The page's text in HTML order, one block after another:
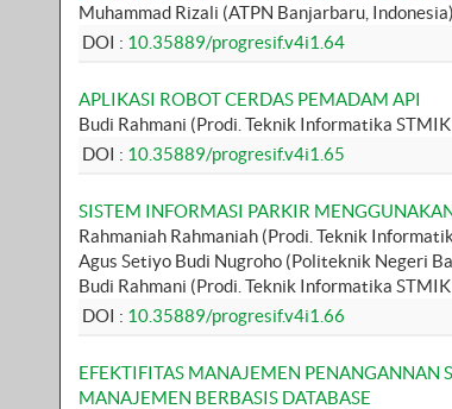
Muhammad Rizali (ATPN Banjarbaru, Indonesia)
DOI : 10.35889/progresif.v4i1.64
APLIKASI ROBOT CERDAS PEMADAM API
Budi Rahmani (Prodi. Teknik Informatika
DOI : 10.35889/progresif.v4i1.65
SISTEM INFORMASI PARKIR
Rahmaniah Rahmaniah (Prodi. Teknik
Agus Setiyo Budi Nugroho (Politeknik Negeri
Budi Rahmani (Prodi. Teknik Informatika
DOI : 10.35889/progresif.v4i1.66
EFEKTIFITAS MANAJEMEN PENANGANNAN
MANAJEMEN BERBASIS DATABASE